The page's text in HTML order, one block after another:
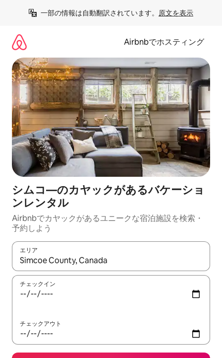
一部の情報は自動翻訳されています。 原文を表示
Airbnbでホスティング
シムコ―のカヤックがあるバケーショ
ンレンタル
Airbnbでカヤックがあるユニークな宿泊施設を検索・
予約しよう
エリア
検索結果が表示されたら、上下の矢印キーを使って移動するか
チェックイン
チェックアウト